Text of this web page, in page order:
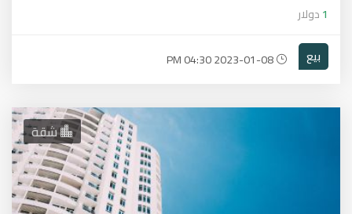
1دولار
بيع
شقة